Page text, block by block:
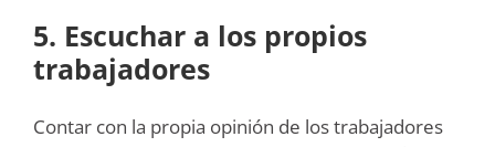
5. Escuchar a los propios
trabajadores
Contar con la propia opinión de los trabajadores